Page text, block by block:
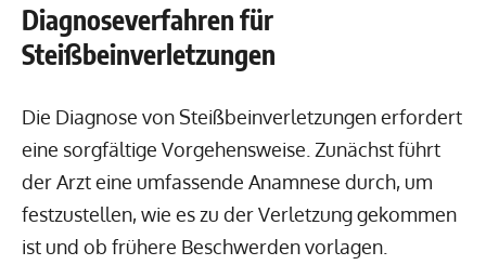
Diagnoseverfahren für
Steißbeinverletzungen
Die Diagnose von Steißbeinverletzungen erfordert
eine sorgfältige Vorgehensweise. Zunächst führt
der Arzt eine umfassende Anamnese durch, um
festzustellen, wie es zu der Verletzung gekommen
ist und ob frühere Beschwerden vorlagen.